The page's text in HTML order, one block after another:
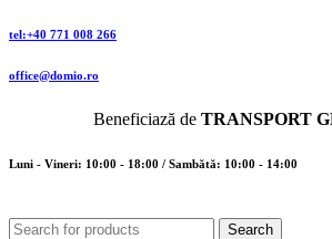
tel:+40 771 008 266
office@domio.ro
Beneficiază de TRANSPORT
Luni - Vineri: 10:00 - 18:00 / Sambătă: 10:00 - 14:00
Search